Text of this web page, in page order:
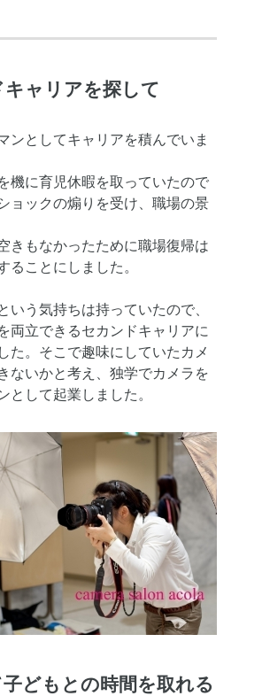
ャリアを探して
ンとしてキャリアを積んでいま
機に育児休暇を取っていたので
ョックの煽りを受け、職場の景
きもなかったために職場復帰は
ることにしました。
いう気持ちは持っていたので、
両立できるセカンドキャリアに
た。そこで趣味にしていたカメ
ないかと考え、独学でカメラを
として起業しました。
どもとの時間を取れる